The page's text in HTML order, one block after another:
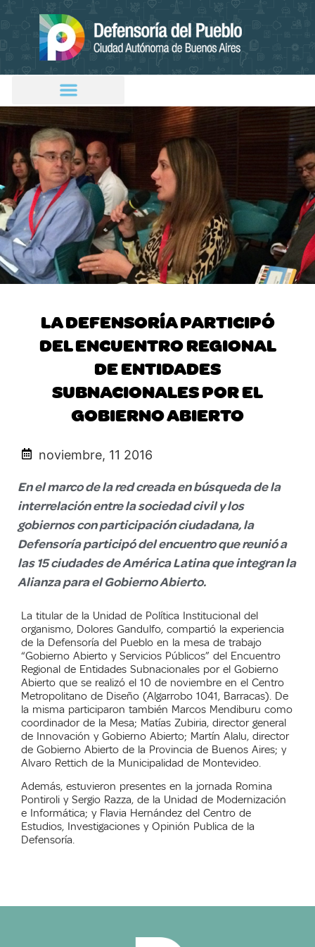
LA DEFENSORÍA PARTICIPÓ
DEL ENCUENTRO REGIONAL
DE ENTIDADES
SUBNACIONALES POR EL
GOBIERNO ABIERTO
noviembre, 11 2016
En el marco de la red creada en búsqueda de la
interrelación entre la sociedad civil y los
gobiernos con participación ciudadana, la
Defensoría participó del encuentro que reunió a
las 15 ciudades de América Latina que integran la
Alianza para el Gobierno Abierto.
La titular de la Unidad de Política Institucional del
organismo, Dolores Gandulfo, compartió la experiencia
de la Defensoría del Pueblo en la mesa de trabajo
“Gobierno Abierto y Servicios Públicos” del Encuentro
Regional de Entidades Subnacionales por el Gobierno
Abierto que se realizó el 10 de noviembre en el Centro
Metropolitano de Diseño (Algarrobo 1041, Barracas). De
la misma participaron también Marcos Mendiburu como
coordinador de la Mesa; Matías Zubiria, director general
de Innovación y Gobierno Abierto; Martín Alalu, director
de Gobierno Abierto de la Provincia de Buenos Aires; y
Alvaro Rettich de la Municipalidad de Montevideo.
Además, estuvieron presentes en la jornada Romina
Pontiroli y Sergio Razza, de la Unidad de Modernización
e Informática; y Flavia Hernández del Centro de
Estudios, Investigaciones y Opinión Publica de la
Defensoría.